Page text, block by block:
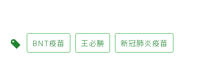
BNT疫苗 王必勝 新冠肺炎疫苗